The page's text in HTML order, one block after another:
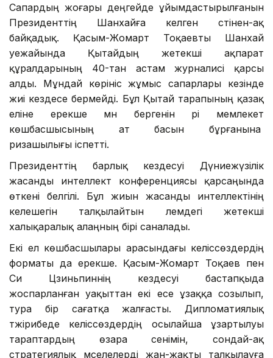
Сапардың жоғары деңгейде ұйымдастырылғанын
Президенттің Шанхайға келген сәтінен-ақ
байқадық. Қасым-Жомарт Тоқаевты Шанхай
әуежайында Қытайдың жетекші ақпарат
құралдарының 40-тан астам журналисі қарсы
алды. Мұндай көрініс жұмыс сапарлары кезінде
жиі кездесе бермейді. Бұл Қытай тарапының қазақ
еліне ерекше мән бергенін әрі мемлекет
көшбасшысының ат басын бұрғанына
ризашылығы іспетті.
Президенттің барлық кездесуі Дүниежүзілік
жасанды интеллект конференциясы қарсаңында
өткені белгілі. Бұл жиын жасанды интеллектінің
келешегін талқылайтын әлемдегі жетекші
халықаралық алаңның бірі саналады.
Екі ел көшбасшылары арасындағы келіссөздердің
форматы да ерекше. Қасым-Жомарт Тоқаев пен
Си Цзиньпиннің кездесуі бастапқыда
жоспарланған уақыттан екі есе ұзаққа созылып,
тура бір сағатқа жалғасты. Дипломатиялық
тәжірибеде келіссөздердің осылайша ұзартылуы
тараптардың өзара сенімін, сондай-ақ
стратегиялық мәселелерді жан-жақты талқылауға